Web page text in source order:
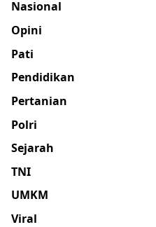
Nasional
Opini
Pati
Pendidikan
Pertanian
Polri
Sejarah
TNI
UMKM
Viral